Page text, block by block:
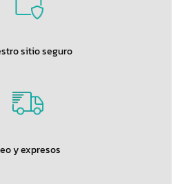
sitio seguro
y expresos